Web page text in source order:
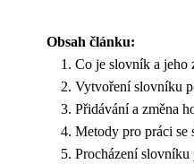
Obsah článku:
Co je slovník a jeho
Vytvoření slovníku
Přidávání a změna
Metody pro práci se
Procházení